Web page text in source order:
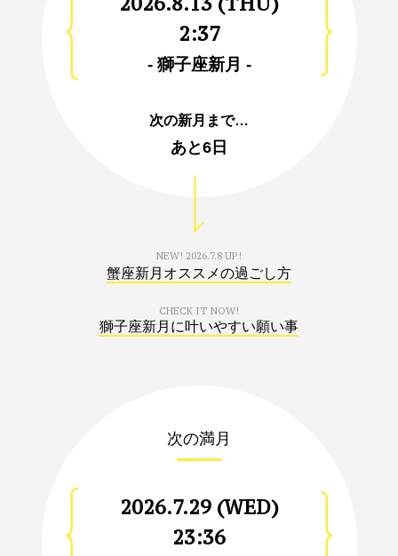
2:37
- 獅子座新月 -
次の新月まで…
あと6日
NEW! 2026.7.8 UP!
蟹座新月オススメの過ごし方
CHECK IT NOW!
獅子座新月に叶いやすい願い事
次の満月
2026.7.29 (WED)
23:36